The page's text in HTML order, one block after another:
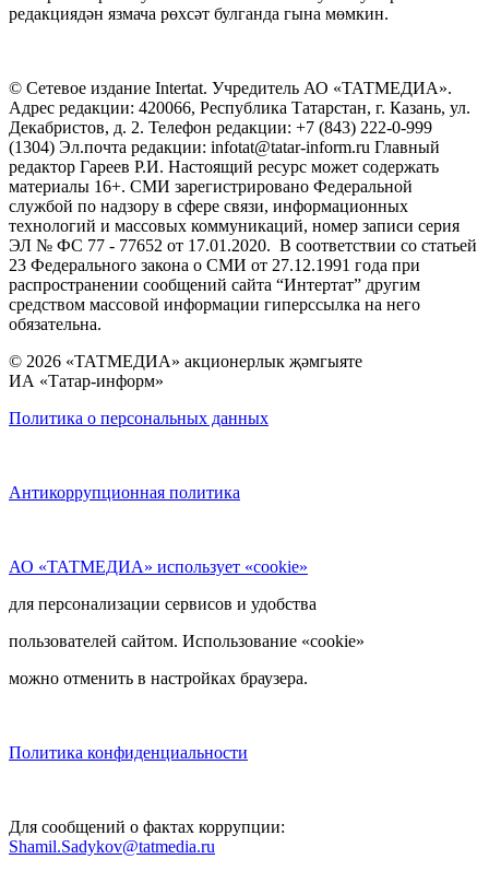
редакциядән язмача рөхсәт булганда гына мөмкин.
© Сетевое издание Intertat. Учредитель АО «ТАТМЕДИА».
Адрес редакции: 420066, Республика Татарстан, г. Казань, ул.
Декабристов, д. 2. Телефон редакции: +7 (843) 222-0-999
(1304) Эл.почта редакции: infotat@tatar-inform.ru Главный
редактор Гареев Р.И. Настоящий ресурс может содержать
материалы 16+. СМИ зарегистрировано Федеральной
службой по надзору в сфере связи, информационных
технологий и массовых коммуникаций, номер записи серия
ЭЛ № ФС 77 - 77652 от 17.01.2020. В соответствии со статьей
23 Федерального закона о СМИ от 27.12.1991 года при
распространении сообщений сайта “Интертат” другим
средством массовой информации гиперссылка на него
обязательна.
© 2026 «ТАТМЕДИА» акционерлык җәмгыяте
ИА «Татар-информ»
Политика о персональных данных
Антикоррупционная политика
АО «ТАТМЕДИА» использует «cookie»
для персонализации сервисов и удобства
пользователей сайтом. Использование «cookie»
можно отменить в настройках браузера.
Политика конфиденциальности
Для сообщений о фактах коррупции:
Shamil.Sadykov@tatmedia.ru